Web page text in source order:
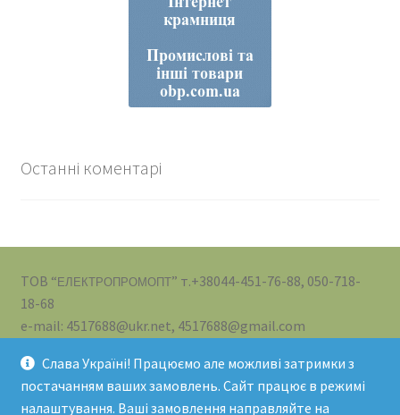
Слава Україні! Працюємо але можливі затримки з
постачанням ваших замовлень. Сайт працює в режимі
налаштування. Ваші замовлення направляйте на
Останні коментарі
ТОВ “ ЕЛЕКТРОПРОМОПТ” т.+38044-451-76-88, 050-718-
18-68
e-mail: 4517688@ukr.net, 4517688@gmail.com